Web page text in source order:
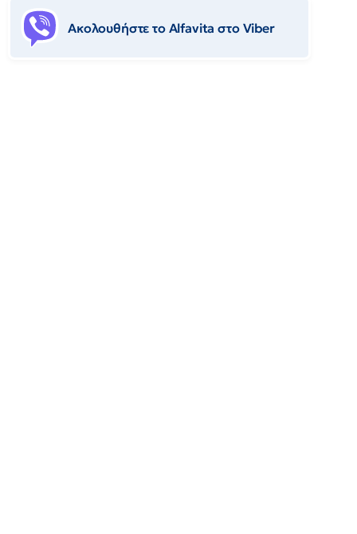
Ακολουθήστε το Αlfavita στο Viber